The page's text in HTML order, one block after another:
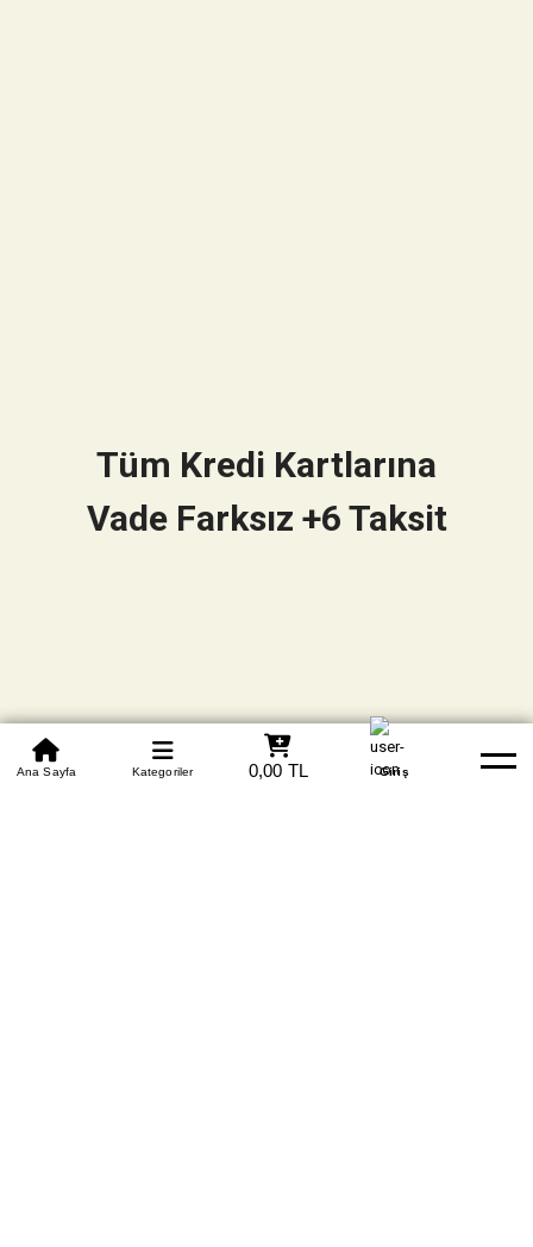
0850 305 09 70
Beden Tablosu Banka Hesapları Whatsapp Yardım
Ana Sayfa Kategoriler 0,00 TL Giriş
Tüm Kredi Kartlarına
Vade Farksız +6 Taksit